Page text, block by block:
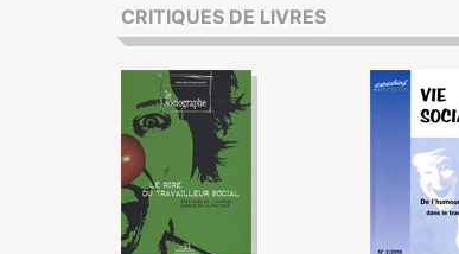
CRITIQUES DE LIVRES